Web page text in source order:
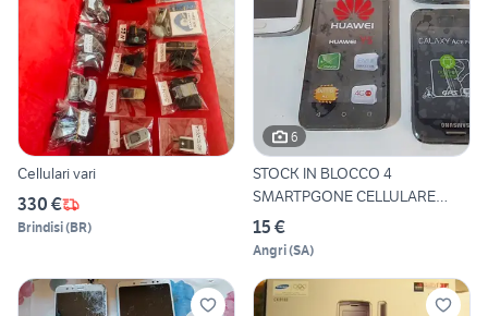
Cellulari vari
330 €
Brindisi(BR)
6
STOCK IN BLOCCO 4
SMARTPGONE CELLULARE
TELEFONINO
15 €
Angri(SA)